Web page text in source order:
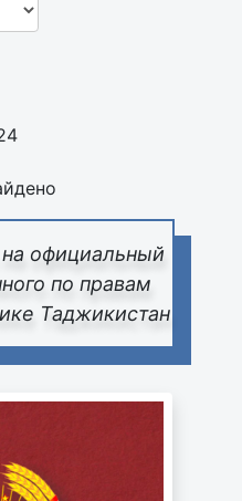
официальный
по правам
Таджикистан